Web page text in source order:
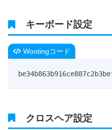
キーボード設定
Wootingコード
クロスヘア設定